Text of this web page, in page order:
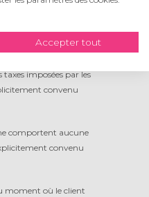
imposées par les
convenu
comportent aucune
convenu
moment où le client
Accepter tout